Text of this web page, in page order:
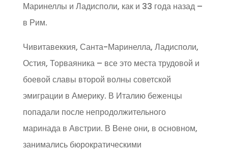
Маринеллы и Ладисполи, как и 33 года назад –
в Рим.
Чивитавеккия, Санта-Маринелла, Ладисполи,
Остия, Торваяника – все это места трудовой и
боевой славы второй волны советской
эмиграции в Америку. В Италию беженцы
попадали после непродолжительного
маринада в Австрии. В Вене они, в основном,
занимались бюрократическими